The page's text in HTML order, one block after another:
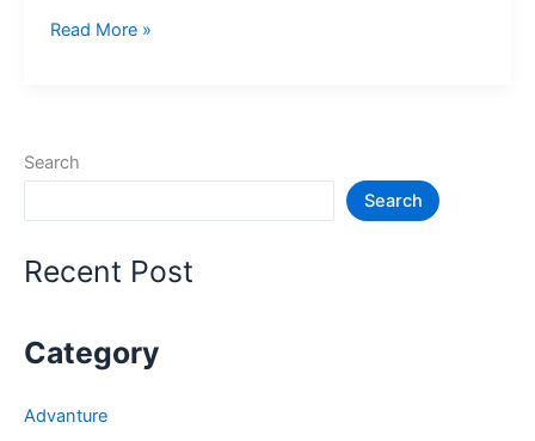
10+
जगह
Places
Hindi
Read More »
Search
Search
Recent Post
Category
Advanture